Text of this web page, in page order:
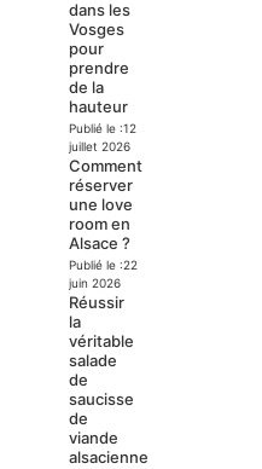
dans les
Vosges
pour
prendre
de la
hauteur
Publié le :12
juillet 2026
Comment
réserver
une love
room en
Alsace ?
Publié le :22
juin 2026
Réussir
la
véritable
salade
de
saucisse
de
viande
alsacienne